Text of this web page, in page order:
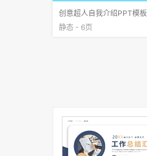
创意超人自我介绍PPT模板
静态 - 6页